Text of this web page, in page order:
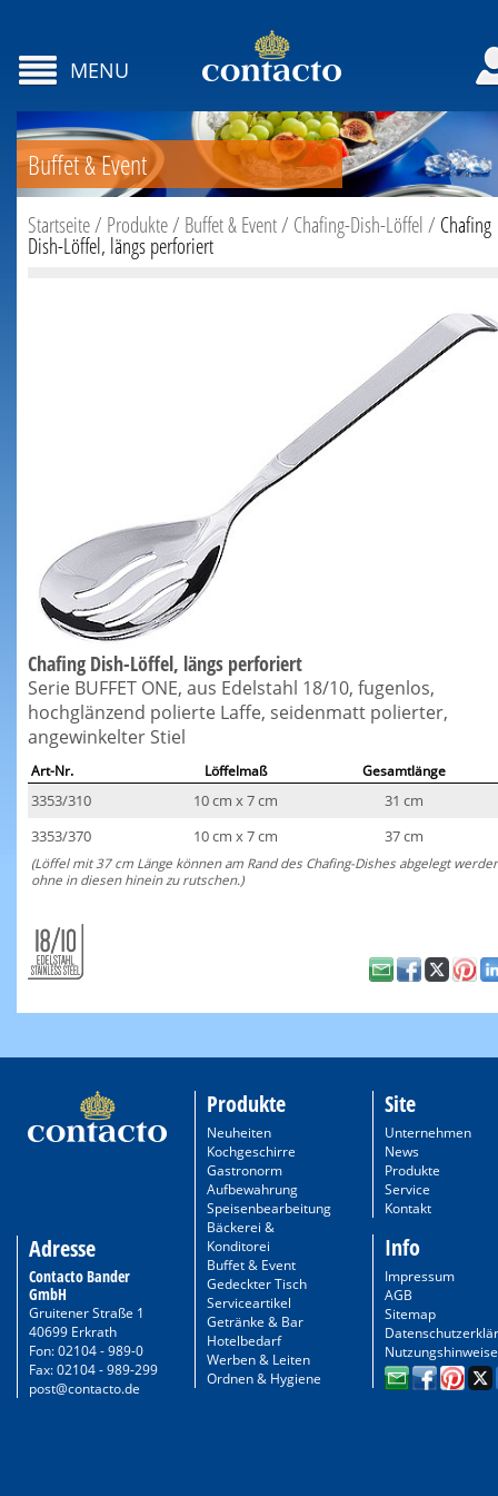
MENU
Buffet & Event
Startseite/ Produkte/ Buffet & Event/ Chafing-Dish-Löffel/ Chafing
Dish-Löffel, längs perforiert
Chafing Dish-Löffel, längs perforiert
Serie BUFFET ONE, aus Edelstahl 18/10, fugenlos,
hochglänzend polierte Laffe, seidenmatt polierter,
angewinkelter Stiel
Art-Nr. Löffelmaß Gesamtlänge
3353/310 10 cm x 7 cm
31 cm
3353/370
10 cm x 7 cm 37 cm
(Löffel mit 37 cm Länge können am Rand des Chafing-Dishes abgelegt
ohne in diesen hinein zu rutschen.)
Adresse
Contacto Bander
GmbH
Gruitener Straße 1
40699 Erkrath
Fon: 02104 - 989-0
Fax: 02104 - 989-299
post@contacto.de
Produkte
Neuheiten
Kochgeschirre
Gastronorm
Aufbewahrung
Speisenbearbeitung
Bäckerei &
Konditorei
Buffet & Event
Gedeckter Tisch
Serviceartikel
Getränke & Bar
Hotelbedarf
Werben & Leiten
Ordnen & Hygiene
Site
Unternehmen
News
Produkte
Service
Kontakt
Info
Impressum
AGB
Sitemap
Nutzungshinweise